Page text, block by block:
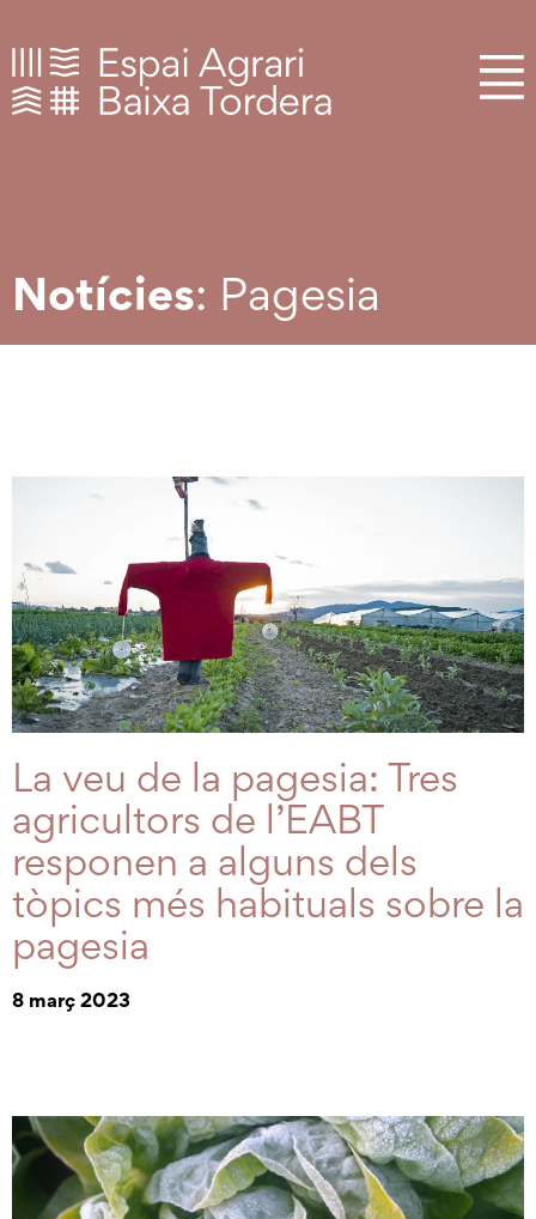
Notícies: Pagesia
La veu de la pagesia: Tres
agricultors de l’EABT
responen a alguns dels
tòpics més habituals sobre la
pagesia
8 març 2023